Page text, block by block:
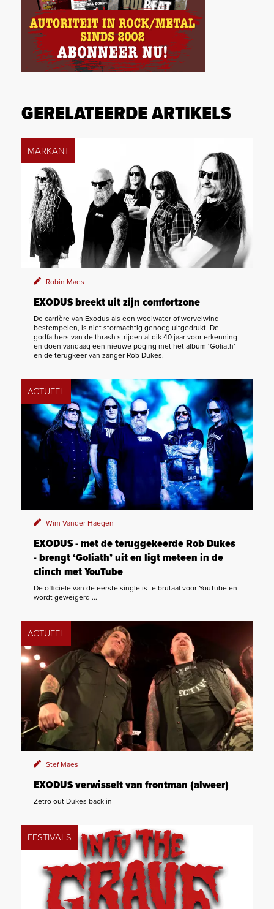
GERELATEERDE ARTIKELS
MARKANT
Robin Maes
EXODUS breekt uit zijn comfortzone
De carrière van Exodus als een woelwater of wervelwind
bestempelen, is niet stormachtig genoeg uitgedrukt. De
godfathers van de thrash strijden al dik 40 jaar voor erkenning
en doen vandaag een nieuwe poging met het album ‘Goliath’
en de terugkeer van zanger Rob Dukes.
ACTUEEL
Wim Vander Haegen
EXODUS - met de teruggekeerde Rob Dukes
- brengt ‘Goliath’ uit en ligt meteen in de
clinch met YouTube
De officiële van de eerste single is te brutaal voor YouTube en
wordt geweigerd ...
ACTUEEL
Stef Maes
EXODUS verwisselt van frontman (alweer)
Zetro out Dukes back in
FESTIVALS